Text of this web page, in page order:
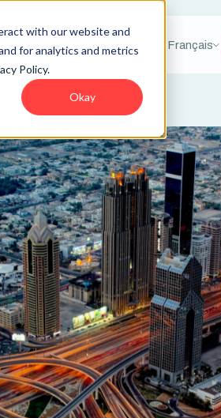
with our website and
for analytics and metrics
Policy.
Okay
Français